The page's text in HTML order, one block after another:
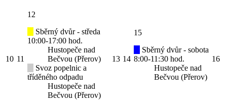
10 11
12
Sběrný dvůr - středa
10:00-17:00 hod.
Hustopeče nad
Bečvou (Přerov)
Svoz popelnic a
tříděného odpadu
Hustopeče nad
Bečvou (Přerov)
13 14
15
Sběrný dvůr - sobota
8:00-11:30 hod.
Hustopeče nad
Bečvou (Přerov)
16